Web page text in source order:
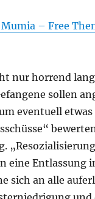
Mumia – Free
nur horrend
sollen
eventuell
eine Entlassung
sich an alle